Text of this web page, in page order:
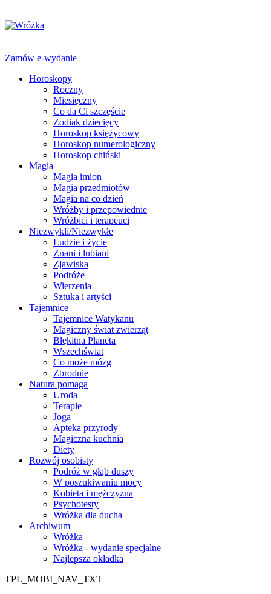
Zamów e-wydanie
Horoskopy
Roczny
Miesięczny
Co da Ci szczęście
Zodiak dziecięcy
Horoskop księżycowy
Horoskop numerologiczny
Horoskop chiński
Magia
Magia imion
Magia przedmiotów
Magia na co dzień
Wróżby i przepowiednie
Wróżbici i terapeuci
Niezwykli/Niezwykłe
Ludzie i życie
Znani i lubiani
Zjawiska
Podróże
Wierzenia
Sztuka i artyści
Tajemnice
Tajemnice Watykanu
Magiczny świat zwierząt
Błękitna Planeta
Wszechświat
Co może mózg
Zbrodnie
Natura pomaga
Uroda
Terapie
Joga
Apteka przyrody
Magiczna kuchnia
Diety
Rozwój osobisty
Podróż w głąb duszy
W poszukiwaniu mocy
Kobieta i mężczyzna
Psychotesty
Wróżka dla ducha
Archiwum
Wróżka
Wróżka - wydanie specjalne
Najlepsza okładka
TPL_MOBI_NAV_TXT